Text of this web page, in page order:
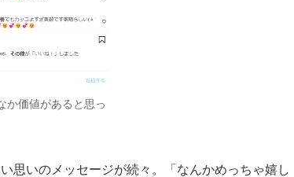
か価値があると思っ
思いのメッセージが続々。「なんかめっちゃ嬉し